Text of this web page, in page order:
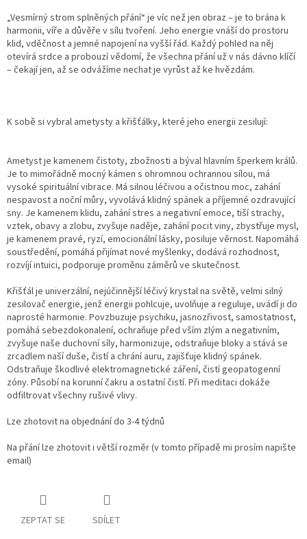
„Vesmírný strom splněných přání“ je víc než jen obraz – je to brána k
harmonii, víře a důvěře v sílu tvoření. Jeho energie vnáší do prostoru
klid, vděčnost a jemné napojení na vyšší řád. Každý pohled na něj
otevírá srdce a probouzí vědomí, že všechna přání už v nás dávno klíčí
– čekají jen, až se odvážíme nechat je vyrůst až ke hvězdám.
K sobě si vybral ametysty a křišťálky, které jeho energii zesilují:
Ametyst je kamenem čistoty, zbožnosti a býval hlavním šperkem králů.
Je to mimořádně mocný kámen s ohromnou ochrannou sílou, má
vysoké spirituální vibrace. Má silnou léčivou a očistnou moc, zahání
nespavost a noční můry, vyvolává klidný spánek a příjemné ozdravující
sny. Je kamenem klidu, zahání stres a negativní emoce, tiší strachy,
vztek, obavy a zlobu, zvyšuje naděje, zahání pocit viny, zbystřuje mysl,
je kamenem pravé, ryzí, emocionální lásky, posiluje věrnost. Napomáhá
soustředění, pomáhá přijímat nové myšlenky, dodává rozhodnost,
rozvíjí intuici, podporuje proměnu záměrů ve skutečnost.
Křišťál je univerzální, nejúčinnější léčivý krystal na světě, velmi silný
zesilovač energie, jenž energii pohlcuje, uvolňuje a reguluje, uvádí ji do
naprosté harmonie. Povzbuzuje psychiku, jasnozřivost, samostatnost,
pomáhá sebezdokonalení, ochraňuje před vším zlým a negativním,
zvyšuje naše duchovní síly, harmonizuje, odstraňuje bloky a stává se
zrcadlem naší duše, čistí a chrání auru, zajišťuje klidný spánek.
Odstraňuje škodlivé elektromagnetické záření, čistí geopatogenní
zóny. Působí na korunní čakru a ostatní čistí. Při meditaci dokáže
odfiltrovat všechny rušivé vlivy.
Lze zhotovit na objednání do 3-4 týdnů
Na přání lze zhotovit i větší rozměr (v tomto případě mi prosím napište
email)
ZEPTAT SE SDÍLET